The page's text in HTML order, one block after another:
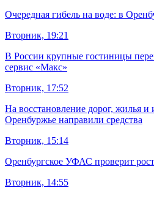
Очередная гибель на воде: в
Вторник, 19:21
В России крупные гостиницы
сервис «Макс»
Вторник, 17:52
На восстановление дорог, жилья и
Оренбуржье направили средства
Вторник, 15:14
Оренбургское УФАС проверит рост
Вторник, 14:55